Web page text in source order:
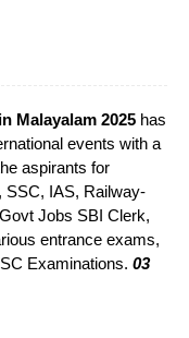
Malayalam 2025 has
events with a
aspirants for
SSC, IAS, Railway-
Jobs SBI Clerk,
entrance exams,
Examinations. 03